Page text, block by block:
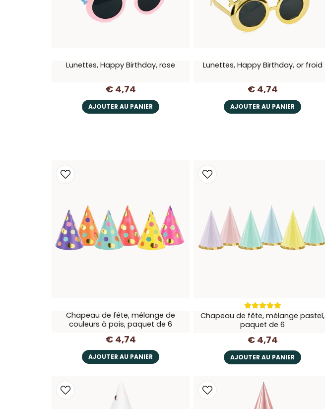
Lunettes, Happy Birthday, rose
€ 4,74
AJOUTER AU PANIER
Lunettes, Happy Birthday, or froid
€ 4,74
AJOUTER AU PANIER
Chapeau de fête, mélange de
couleurs à pois, paquet de 6
€ 4,74
AJOUTER AU PANIER
Chapeau de fête, mélange pastel,
paquet de 6
€ 4,74
AJOUTER AU PANIER